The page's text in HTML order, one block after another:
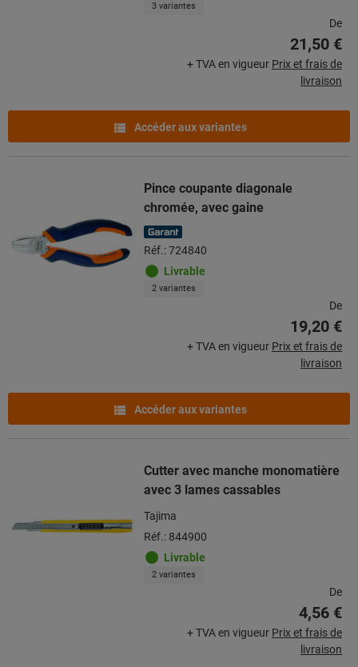
3 variantes
De
21,50 €
+ TVA en vigueur Prix et frais de
livraison
Accéder aux variantes
Pince coupante diagonale
chromée, avec gaine
Réf.: 724840
Livrable
2 variantes
De
19,20 €
+ TVA en vigueur Prix et frais de
livraison
Accéder aux variantes
Cutter avec manche monomatière
avec 3 lames cassables
Tajima
Réf.: 844900
Livrable
2 variantes
De
4,56 €
+ TVA en vigueur Prix et frais de
livraison